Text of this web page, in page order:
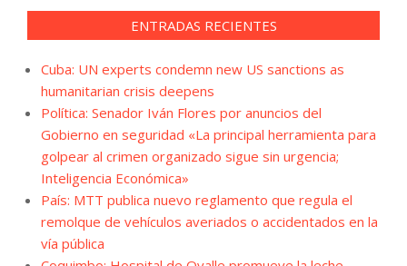
ENTRADAS RECIENTES
Cuba: UN experts condemn new US sanctions as
humanitarian crisis deepens
Política: Senador Iván Flores por anuncios del
Gobierno en seguridad «La principal herramienta para
golpear al crimen organizado sigue sin urgencia;
Inteligencia Económica»
País: MTT publica nuevo reglamento que regula el
remolque de vehículos averiados o accidentados en la
vía pública